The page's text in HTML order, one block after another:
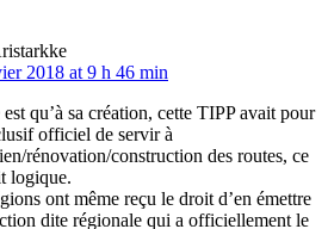
2018 at 9 h 46 min
qu’à sa création, cette TIPP avait pour
officiel de servir à
rénovation/construction des routes, ce
logique.
ont même reçu le droit d’en émettre
dite régionale qui a officiellement le